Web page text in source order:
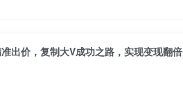
出价，复制大V成功之路，实现变现翻倍